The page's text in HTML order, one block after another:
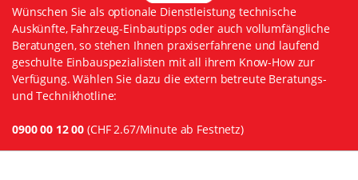
Wünschen Sie als optionale Dienstleistung technische
Auskünfte, Fahrzeug-Einbautipps oder auch vollumfängliche
Beratungen, so stehen Ihnen praxiserfahrene und laufend
geschulte Einbauspezialisten mit all ihrem Know-How zur
Verfügung. Wählen Sie dazu die extern betreute Beratungs-
und Technikhotline:
0900 00 12 00 (CHF 2.67/Minute ab Festnetz)